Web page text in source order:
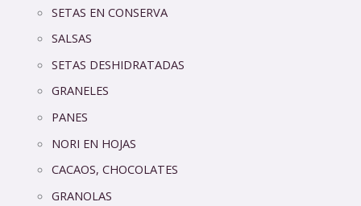
SETAS EN CONSERVA
SALSAS
SETAS DESHIDRATADAS
GRANELES
PANES
NORI EN HOJAS
CACAOS, CHOCOLATES
GRANOLAS